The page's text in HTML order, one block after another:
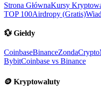
Strona GłównaKursy
TOP 100Airdropy (Gratis)
💱 Giełdy
CoinbaseBinanceZondaCrypto
BybitCoinbase vs Binance
🪙 Kryptowaluty